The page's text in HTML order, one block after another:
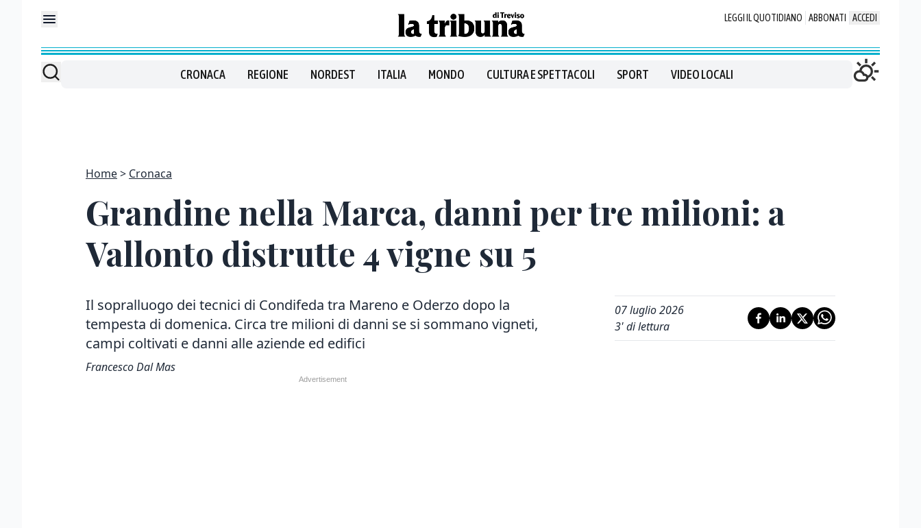
LEGGI IL QUOTIDIANO ABBONATI ACCEDI
CRONACA REGIONE NORDEST ITALIA MONDO CULTURA E SPETTACOLI SPORT VIDEO LOCALI
Home Cronaca
Grandine nella Marca, danni per tre milioni: a
Vallonto distrutte 4 vigne su 5
Il sopralluogo dei tecnici di Condifeda tra Mareno e Oderzo dopo la
tempesta di domenica. Circa tre milioni di danni se si sommano vigneti,
campi coltivati e danni alle aziende ed edifici
Francesco Dal Mas
07 luglio 2026
3' di lettura